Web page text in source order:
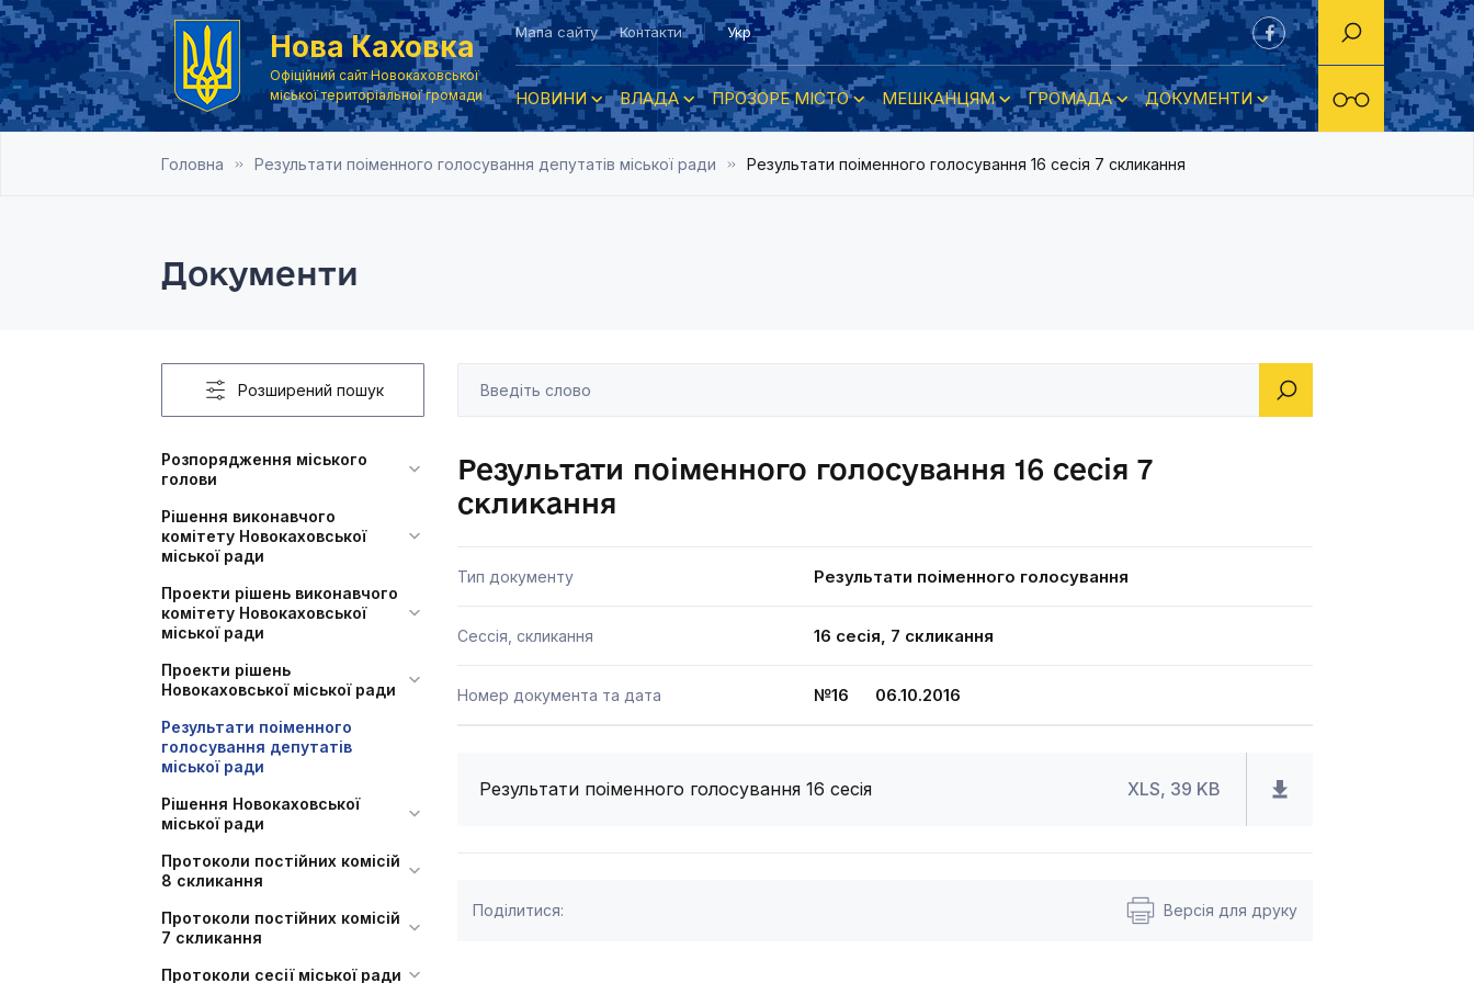
Нова Каховка
Офіційний сайт Новокаховської
міської територіальної громади
Мапа сайту Контакти Укр
НОВИНИ ВЛАДА ПРОЗОРЕ МІСТО МЕШКАНЦЯМ ГРОМАДА ДОКУМЕНТИ
Головна Результати поіменного голосування депутатів міської ради Результати поіменного голосування 16 сесія 7 скликання
Документи
Розширений пошук
Розпорядження міського
голови
Рішення виконавчого
комітету Новокаховської
міської ради
Проекти рішень виконавчого
комітету Новокаховської
міської ради
Проекти рішень
Новокаховської міської ради
Результати поіменного
голосування депутатів
міської ради
Рішення Новокаховської
міської ради
Протоколи постійних комісій
8 скликання
Протоколи постійних комісій
7 скликання
Протоколи сесії міської ради
Результати поіменного голосування 16 сесія 7
скликання
Тип документу Результати поіменного голосування
Сессія, скликання 16 сесія, 7 скликання
Номер документа та дата №16 06.10.2016
Результати поіменного голосування 16 сесія XLS, 39 KB
Поділитися: Версія для друку